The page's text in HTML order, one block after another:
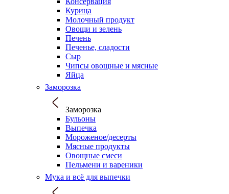
Курица
Молочный продукт
Овощи и зелень
Печень
Печенье, сладости
Сыр
Чипсы овощные и мясные
Яйца
Заморозка
Заморозка
Бульоны
Выпечка
Мороженое/десерты
Мясные продукты
Овощные смеси
Пельмени и вареники
Мука и всё для выпечки